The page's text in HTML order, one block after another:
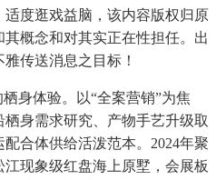
度逛戏益脑，该内容版权归原
概念和对其实正在性担任。出
传送消息之目标！
身体验。以“全案营销”为焦
身需求研究、产物手艺升级取
合体供给活泼范本。2024年聚
现象级红盘海上原墅，会展板